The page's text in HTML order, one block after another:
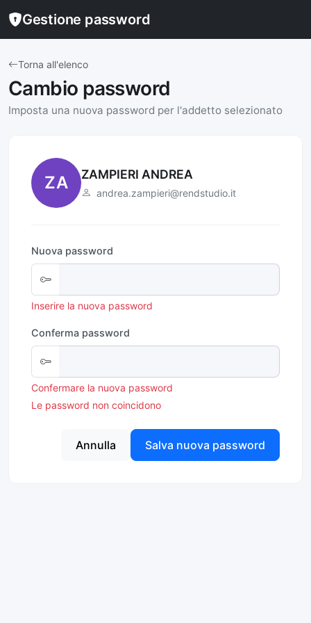
Gestione password
Torna all'elenco
Cambio password
Imposta una nuova password per l'addetto selezionato
ZA ZAMPIERI ANDREA
andrea.zampieri@rendstudio.it
Nuova password
Inserire la nuova password
Conferma password
Confermare la nuova password
Le password non coincidono
Annulla